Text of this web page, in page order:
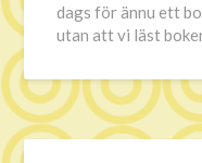
dags för ännu ett
utan att vi läst